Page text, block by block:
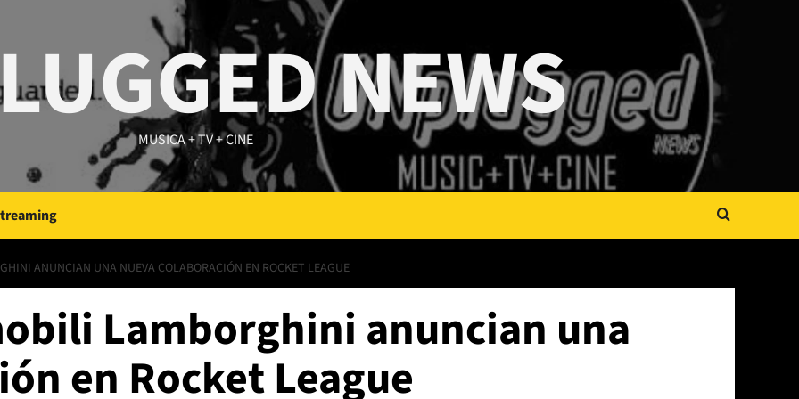
NEWS
MUSICA + TV + CINE
ANUNCIAN UNA NUEVA COLABORACIÓN EN ROCKET LEAGUE
Lamborghini anuncian una
en Rocket League